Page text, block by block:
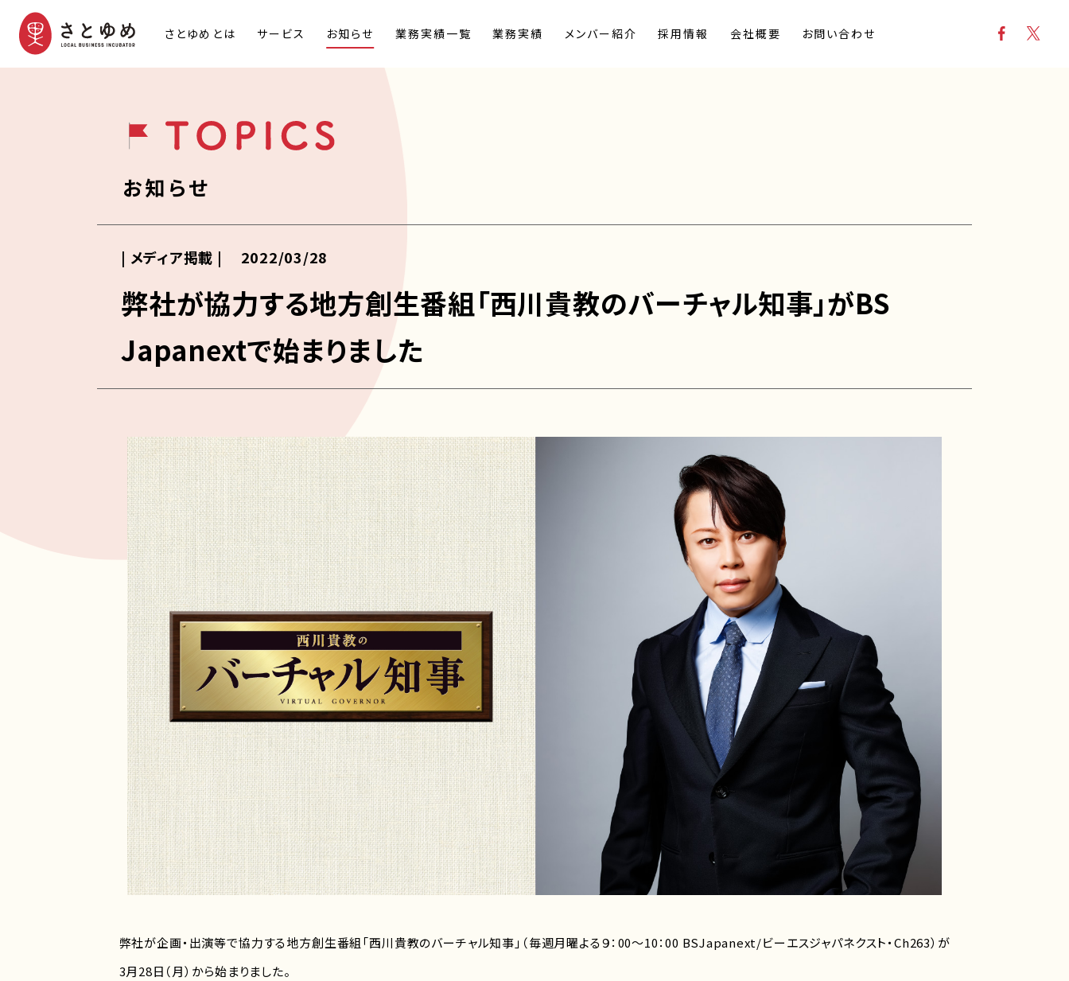
さとゆめとは サービス お知らせ 業務実績一覧 業務実績 メンバー紹介 採用情報 会社概要 お問い合わせ
お知らせ
弊社が協力する地方創生番組「西川貴教のバーチャル知事」がBS
Japanextで始まりました
| メディア掲載 | 2022/03/28
弊社が企画・出演等で協力する地方創生番組「西川貴教のバーチャル知事」（毎週月曜よる９：00～10：00 BSJapanext/ビーエスジャパネクスト・Ch263）が
3月28日（月）から始まりました。